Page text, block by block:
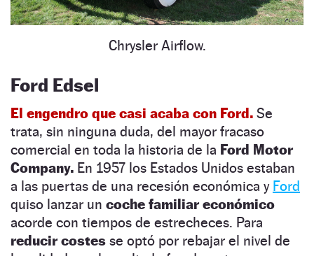
Chrysler Airflow.
Ford Edsel
El engendro que casi acaba con Ford. Se
trata, sin ninguna duda, del mayor fracaso
comercial en toda la historia de la Ford Motor
Company. En 1957 los Estados Unidos estaban
a las puertas de una recesión económica y Ford
quiso lanzar un coche familiar económico
acorde con tiempos de estrecheces. Para
reducir costes se optó por rebajar el nivel de